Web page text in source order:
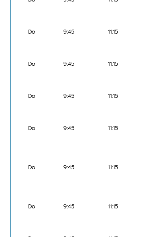
Do 9:45 11:15
Do 9:45 11:15
Do 9:45 11:15
Do 9:45 11:15
Do 9:45 11:15
Do 9:45 11:15